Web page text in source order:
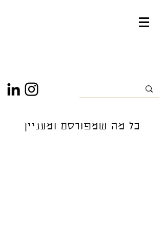
כל מה שמפורסם ומעניין